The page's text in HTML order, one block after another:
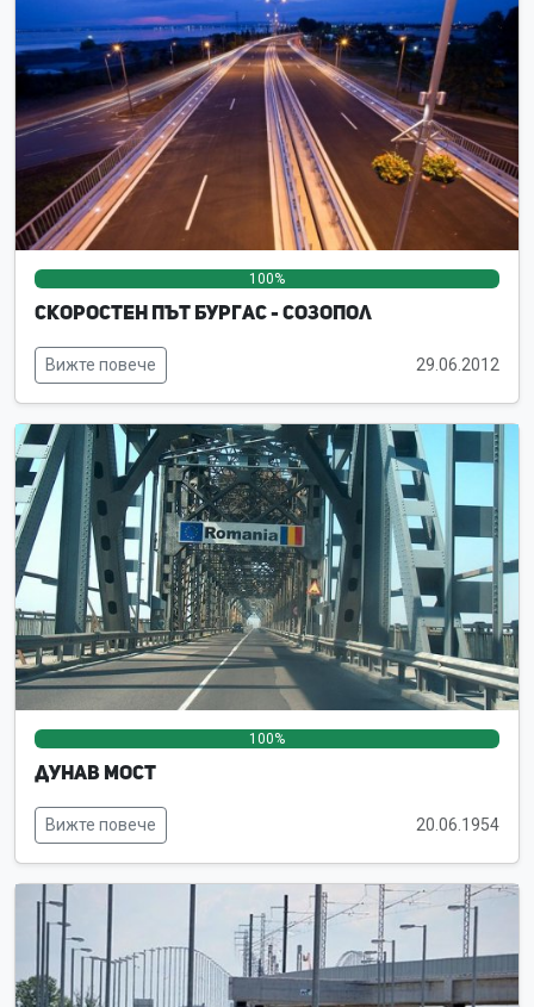
100%
Скоростен път Бургас - Созопол
Вижте повече 29.06.2012
100%
Дунав мост
Вижте повече 20.06.1954